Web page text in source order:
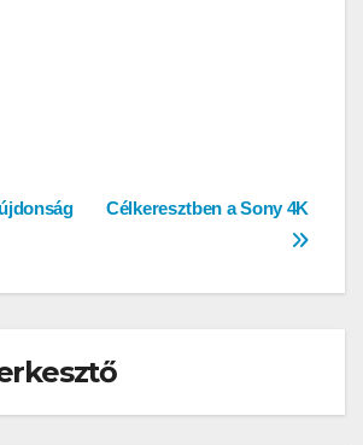
Célkeresztben a Sony 4K